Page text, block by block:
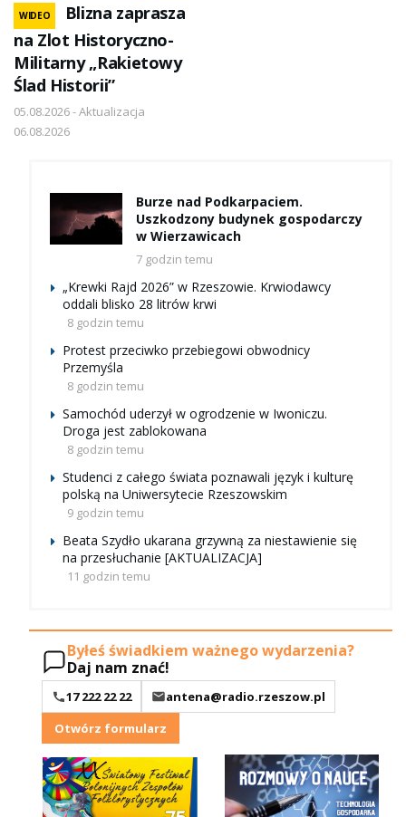
WIDEO
Blizna zaprasza
na Zlot Historyczno-
Militarny „Rakietowy
Ślad Historii”
05.08.2026 - Aktualizacja
06.08.2026
Burze nad Podkarpaciem.
Uszkodzony budynek gospodarczy
w Wierzawicach
7 godzin temu
„Krewki Rajd 2026” w Rzeszowie. Krwiodawcy
oddali blisko 28 litrów krwi
8 godzin temu
Protest przeciwko przebiegowi obwodnicy
Przemyśla
8 godzin temu
Samochód uderzył w ogrodzenie w Iwoniczu.
Droga jest zablokowana
8 godzin temu
Studenci z całego świata poznawali język i kulturę
polską na Uniwersytecie Rzeszowskim
9 godzin temu
Beata Szydło ukarana grzywną za niestawienie się
na przesłuchanie [AKTUALIZACJA]
11 godzin temu
Byłeś świadkiem ważnego wydarzenia?
Daj nam znać!
17 222 22 22
antena@radio.rzeszow.pl
Otwórz formularz